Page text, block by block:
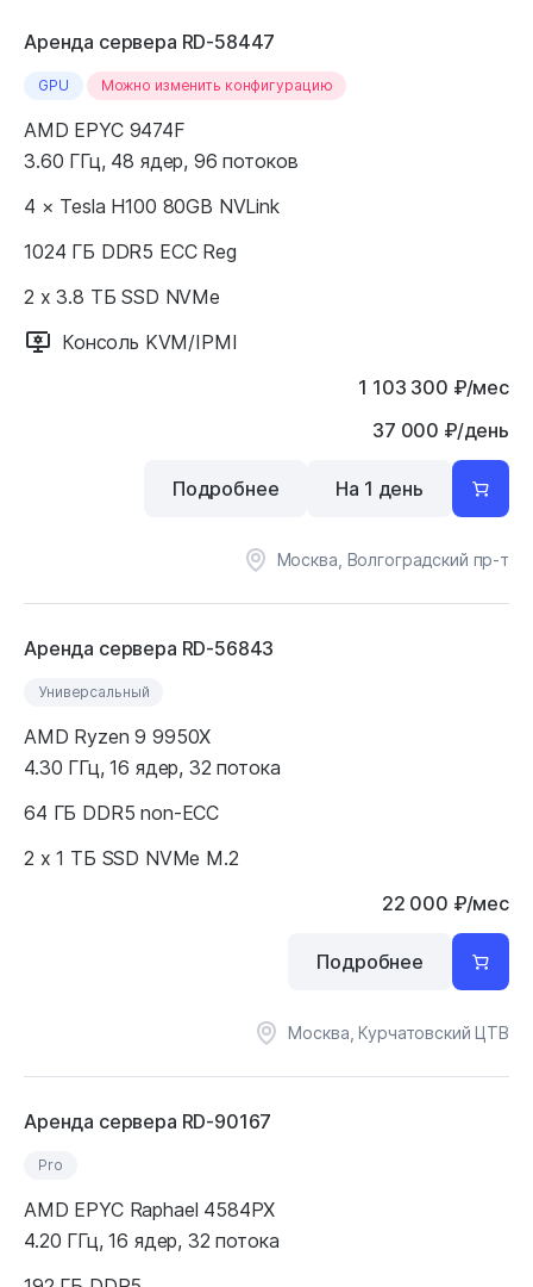
Аренда сервера RD-58447
GPU Можно изменить конфигурацию
AMD EPYC 9474F
3.60 ГГц, 48 ядер, 96 потоков
4 × Tesla H100 80GB NVLink
1024 ГБ DDR5 ECC Reg
2 x 3.8 ТБ SSD NVMe
Консоль KVM/IPMI
1 103 300 ₽/мес
37 000 ₽/день
Москва, Волгоградский пр-т
Подробнее На 1 день
Аренда сервера RD-56843
Универсальный
AMD Ryzen 9 9950X
4.30 ГГц, 16 ядер, 32 потока
64 ГБ DDR5 non-ECC
2 x 1 ТБ SSD NVMe M.2
22 000 ₽/мес
Москва, Курчатовский ЦТВ
Подробнее
Аренда сервера RD-90167
Pro
AMD EPYC Raphael 4584PX
4.20 ГГц, 16 ядер, 32 потока